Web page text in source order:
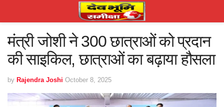
मंत्री जोशी ने 300 छात्राओं को प्रदान
की साइकिल, छात्राओं का बढ़ाया हौसला
by Rajendra Joshi October 8, 2025